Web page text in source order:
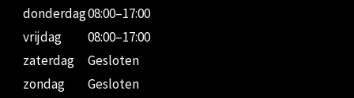
donderdag08:00–17:00
vrijdag
08:00–17:00
zaterdag
Gesloten
zondag
Gesloten